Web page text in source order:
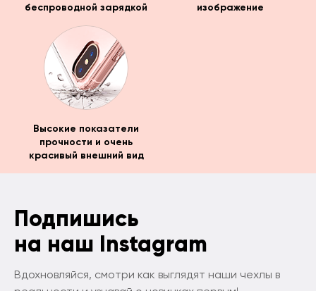
беспроводной зарядкой
изображение
Высокие показатели
прочности и очень
красивый внешний вид
Подпишись
на наш Instagram
Вдохновляйся, смотри как выглядят наши чехлы в